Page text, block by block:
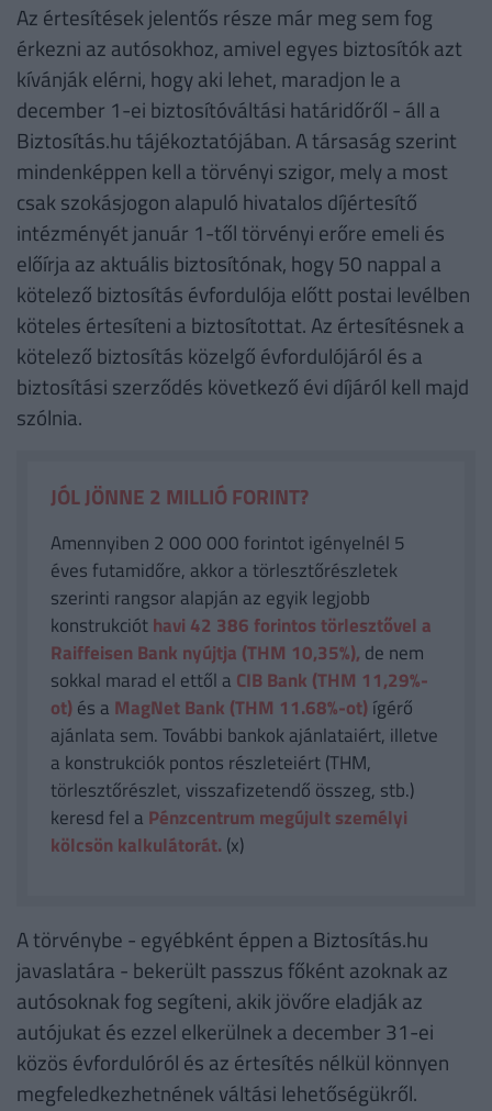
Az értesítések jelentős része már meg sem fog
érkezni az autósokhoz, amivel egyes biztosítók azt
kívánják elérni, hogy aki lehet, maradjon le a
december 1-ei biztosítóváltási határidőről - áll a
Biztosítás.hu tájékoztatójában. A társaság szerint
mindenképpen kell a törvényi szigor, mely a most
csak szokásjogon alapuló hivatalos díjértesítő
intézményét január 1-től törvényi erőre emeli és
előírja az aktuális biztosítónak, hogy 50 nappal a
kötelező biztosítás évfordulója előtt postai levélben
köteles értesíteni a biztosítottat. Az értesítésnek a
kötelező biztosítás közelgő évfordulójáról és a
biztosítási szerződés következő évi díjáról kell majd
szólnia.
JÓL JÖNNE 2 MILLIÓ FORINT?
Amennyiben 2 000 000 forintot igényelnél 5
éves futamidőre, akkor a törlesztőrészletek
szerinti rangsor alapján az egyik legjobb
konstrukcióthavi 42 386 forintos törlesztővel a
Raiffeisen Bank nyújtja (THM 10,35%), de nem
sokkal marad el ettől a CIB Bank (THM 11,29%-
ot)és a MagNet Bank (THM 11.68%-ot)ígérő
ajánlata sem. További bankok ajánlataiért, illetve
a konstrukciók pontos részleteiért (THM,
törlesztőrészlet, visszafizetendő összeg, stb.)
keresd fel a Pénzcentrum megújult személyi
kölcsön kalkulátorát. (x)
A törvénybe - egyébként éppen a Biztosítás.hu
javaslatára - bekerült passzus főként azoknak az
autósoknak fog segíteni, akik jövőre eladják az
autójukat és ezzel elkerülnek a december 31-ei
közös évfordulóról és az értesítés nélkül könnyen
megfeledkezhetnének váltási lehetőségükről.